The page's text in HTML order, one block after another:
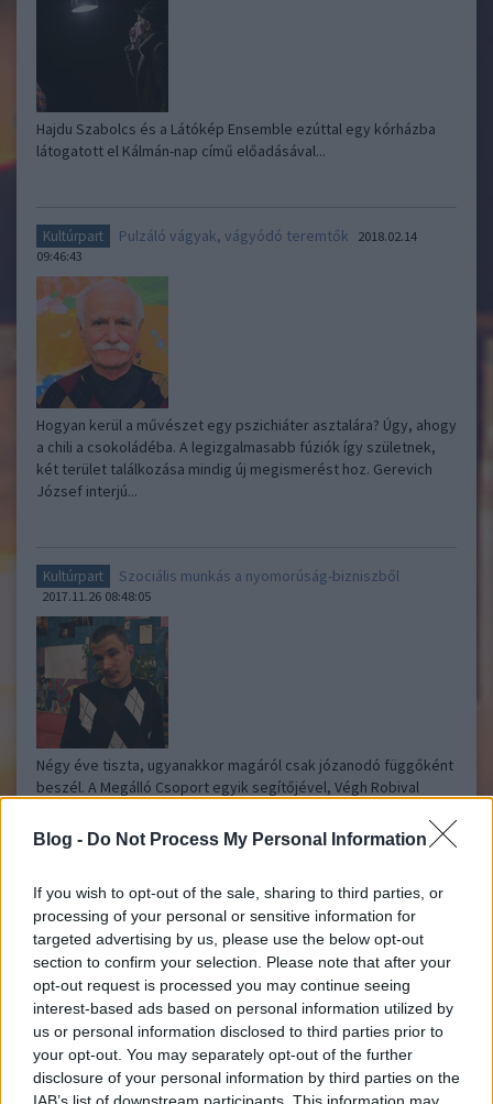
Blog - Do Not Process My Personal Information
If you wish to opt-out of the sale, sharing to third parties, or
processing of your personal or sensitive information for
targeted advertising by us, please use the below opt-out
section to confirm your selection. Please note that after your
opt-out request is processed you may continue seeing
interest-based ads based on personal information utilized by
us or personal information disclosed to third parties prior to
your opt-out. You may separately opt-out of the further
disclosure of your personal information by third parties on the
Hajdu Szabolcs és a Látókép Ensemble ezúttal egy kórházba
látogatott el Kálmán-nap című előadásával...
Kultúrpart Pulzáló vágyak, vágyódó teremtők
2018.02.14
09:46:43
Hogyan kerül a művészet egy pszichiáter asztalára? Úgy, ahogy
a chili a csokoládéba. A legizgalmasabb fúziók így születnek,
két terület találkozása mindig új megismerést hoz. Gerevich
József interjú...
Kultúrpart Szociális munkás a nyomorúság-bizniszből
2017.11.26 08:48:05
Négy éve tiszta, ugyanakkor magáról csak józanodó függőként
beszél. A Megálló Csoport egyik segítőjével, Végh Robival
Kultúrpart Egy alkoholfüggő és egy társfüggő házassága
2017.08.10 09:47:47
„Szeressél, csak ne igyál olyan sokat. Vigyázni fogok rád, ha